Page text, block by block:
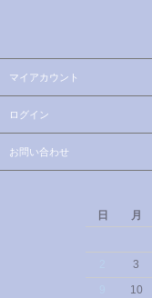
マイアカウント
ログイン
お問い合わせ
日
月
3
10